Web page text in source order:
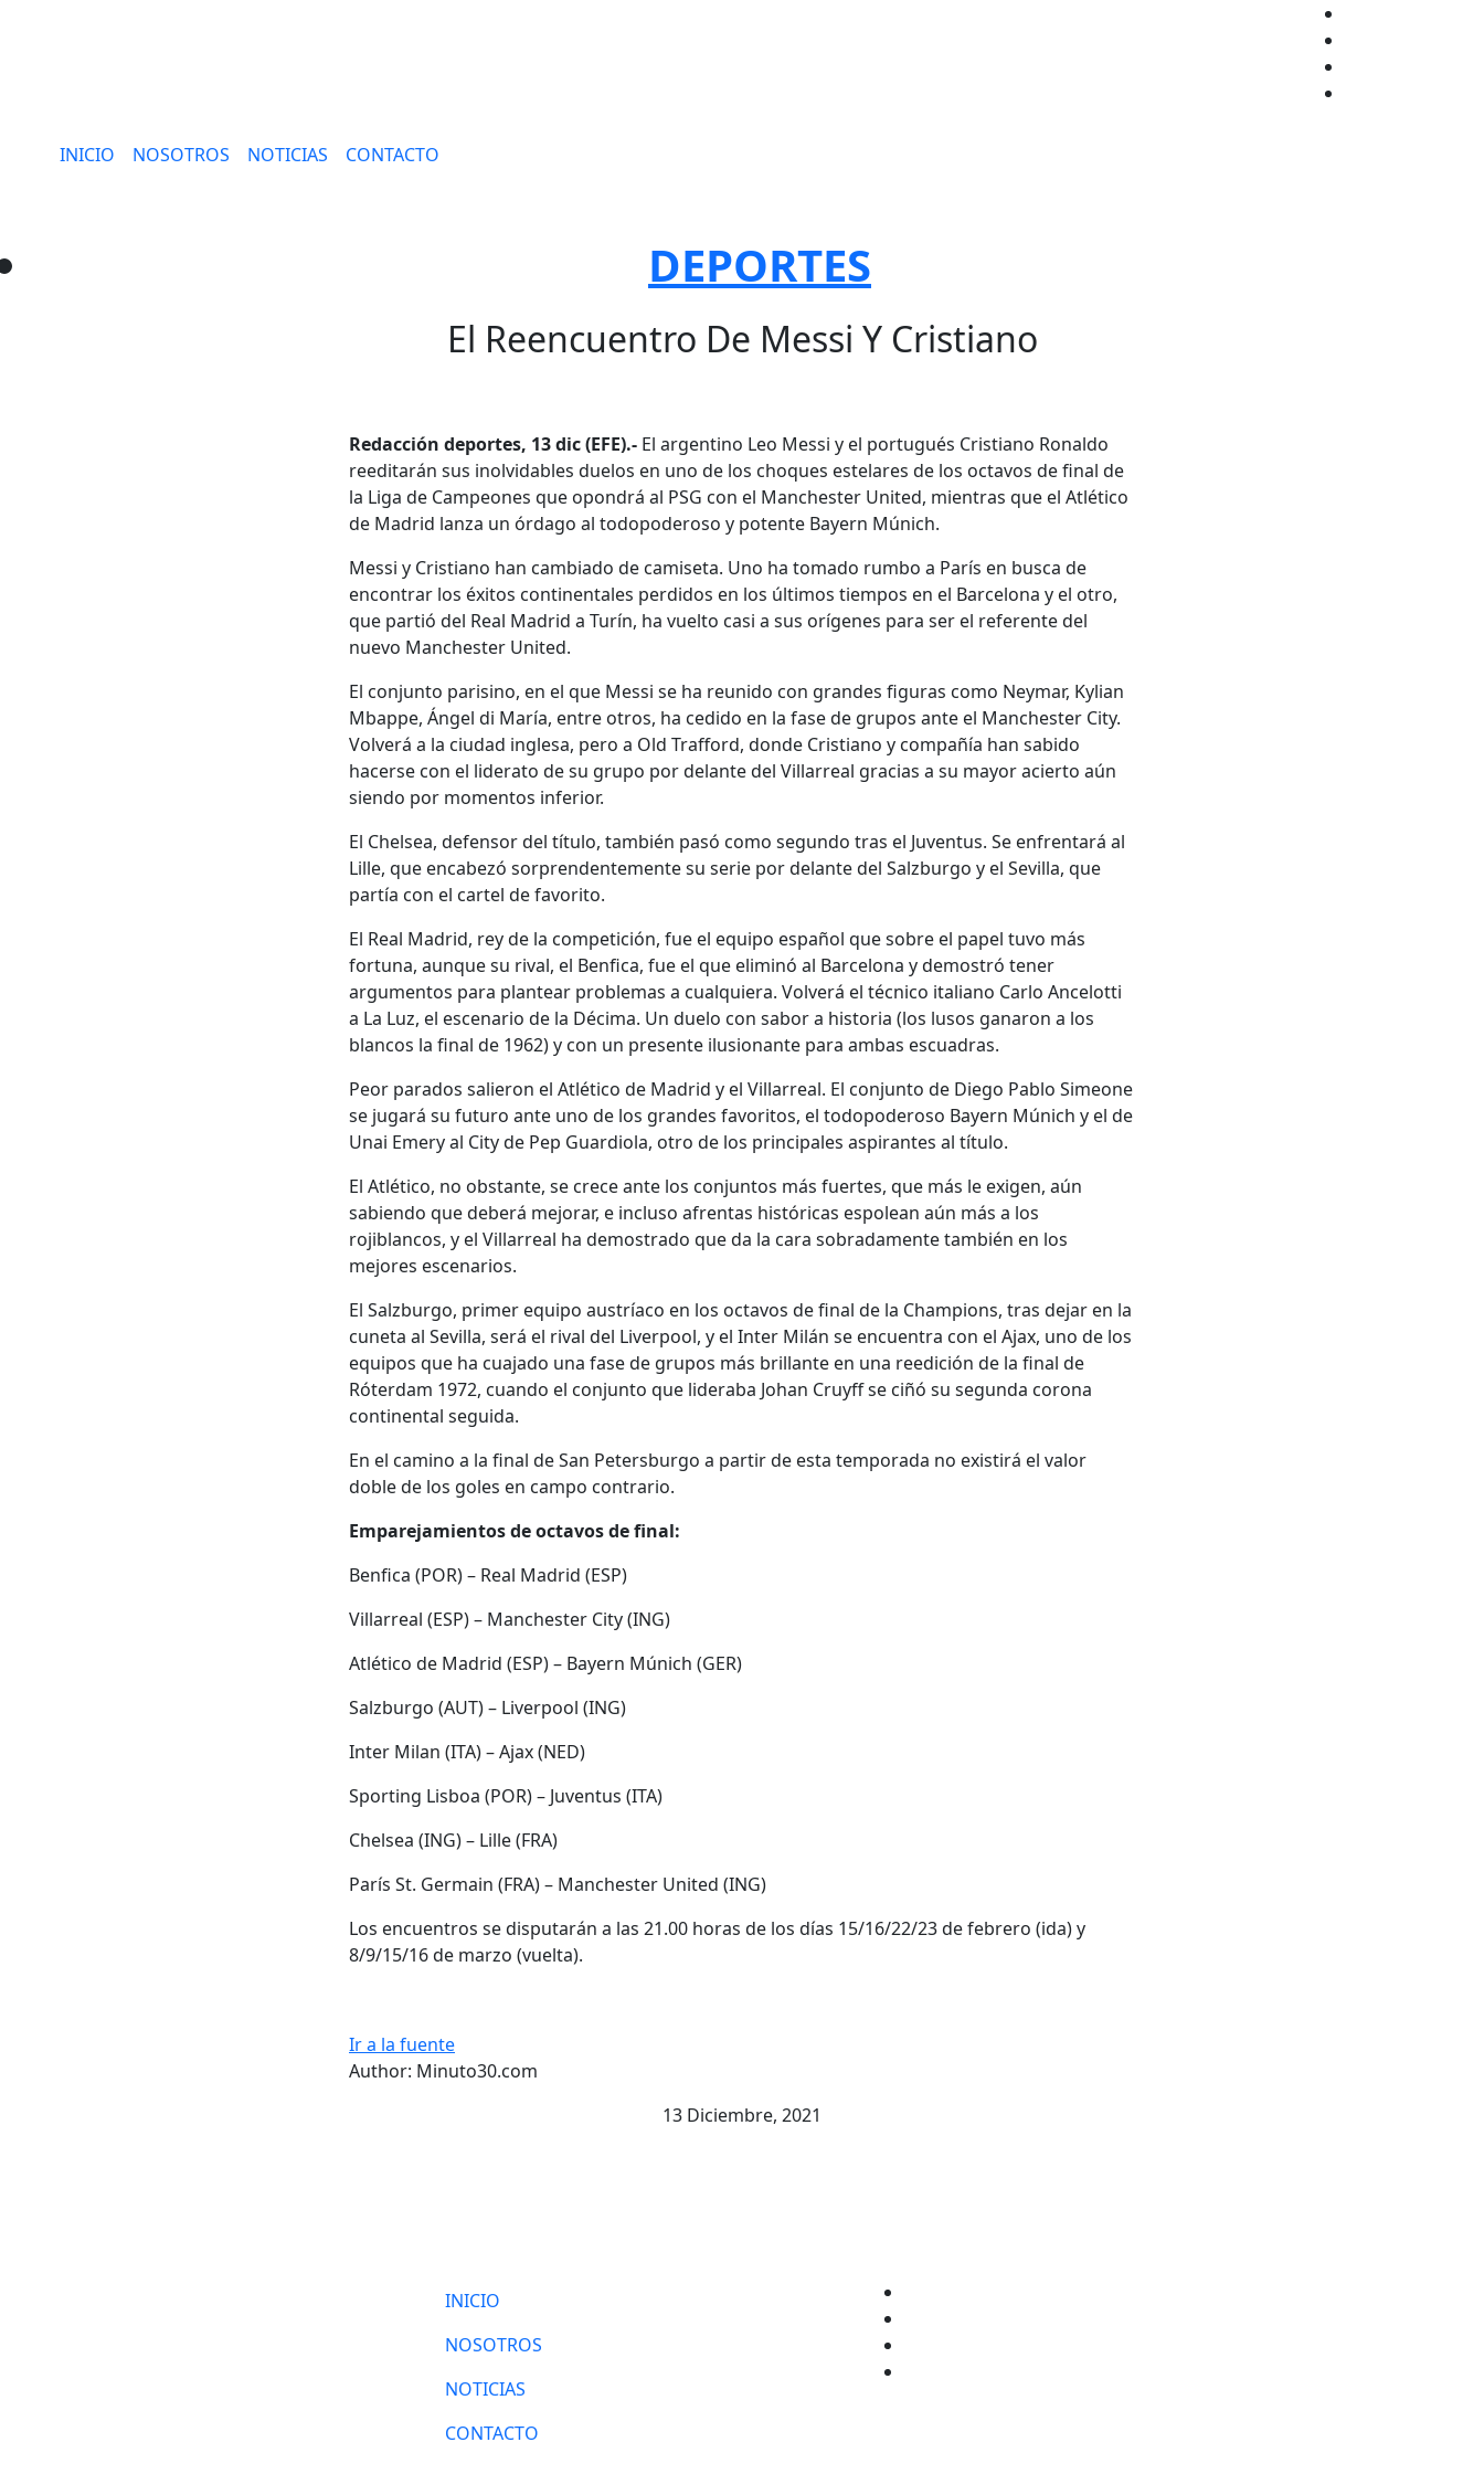
INICIO NOSOTROS NOTICIAS CONTACTO
DEPORTES
El Reencuentro De Messi Y Cristiano
Redacción deportes, 13 dic (EFE).- El argentino Leo Messi y el portugués Cristiano Ronaldo
reeditarán sus inolvidables duelos en uno de los choques estelares de los octavos de final de
la Liga de Campeones que opondrá al PSG con el Manchester United, mientras que el Atlético
de Madrid lanza un órdago al todopoderoso y potente Bayern Múnich.
Messi y Cristiano han cambiado de camiseta. Uno ha tomado rumbo a París en busca de
encontrar los éxitos continentales perdidos en los últimos tiempos en el Barcelona y el otro,
que partió del Real Madrid a Turín, ha vuelto casi a sus orígenes para ser el referente del
nuevo Manchester United.
El conjunto parisino, en el que Messi se ha reunido con grandes figuras como Neymar, Kylian
Mbappe, Ángel di María, entre otros, ha cedido en la fase de grupos ante el Manchester City.
Volverá a la ciudad inglesa, pero a Old Trafford, donde Cristiano y compañía han sabido
hacerse con el liderato de su grupo por delante del Villarreal gracias a su mayor acierto aún
siendo por momentos inferior.
El Chelsea, defensor del título, también pasó como segundo tras el Juventus. Se enfrentará al
Lille, que encabezó sorprendentemente su serie por delante del Salzburgo y el Sevilla, que
partía con el cartel de favorito.
El Real Madrid, rey de la competición, fue el equipo español que sobre el papel tuvo más
fortuna, aunque su rival, el Benfica, fue el que eliminó al Barcelona y demostró tener
argumentos para plantear problemas a cualquiera. Volverá el técnico italiano Carlo Ancelotti
a La Luz, el escenario de la Décima. Un duelo con sabor a historia (los lusos ganaron a los
blancos la final de 1962) y con un presente ilusionante para ambas escuadras.
Peor parados salieron el Atlético de Madrid y el Villarreal. El conjunto de Diego Pablo Simeone
se jugará su futuro ante uno de los grandes favoritos, el todopoderoso Bayern Múnich y el de
Unai Emery al City de Pep Guardiola, otro de los principales aspirantes al título.
El Atlético, no obstante, se crece ante los conjuntos más fuertes, que más le exigen, aún
sabiendo que deberá mejorar, e incluso afrentas históricas espolean aún más a los
rojiblancos, y el Villarreal ha demostrado que da la cara sobradamente también en los
mejores escenarios.
El Salzburgo, primer equipo austríaco en los octavos de final de la Champions, tras dejar en la
cuneta al Sevilla, será el rival del Liverpool, y el Inter Milán se encuentra con el Ajax, uno de los
equipos que ha cuajado una fase de grupos más brillante en una reedición de la final de
Róterdam 1972, cuando el conjunto que lideraba Johan Cruyff se ciñó su segunda corona
continental seguida.
En el camino a la final de San Petersburgo a partir de esta temporada no existirá el valor
doble de los goles en campo contrario.
Emparejamientos de octavos de final:
Benfica (POR) – Real Madrid (ESP)
Villarreal (ESP) – Manchester City (ING)
Atlético de Madrid (ESP) – Bayern Múnich (GER)
Salzburgo (AUT) – Liverpool (ING)
Inter Milan (ITA) – Ajax (NED)
Sporting Lisboa (POR) – Juventus (ITA)
Chelsea (ING) – Lille (FRA)
París St. Germain (FRA) – Manchester United (ING)
Los encuentros se disputarán a las 21.00 horas de los días 15/16/22/23 de febrero (ida) y
8/9/15/16 de marzo (vuelta).
Ir a la fuente
Author: Minuto30.com
13 Diciembre, 2021
INICIO
NOSOTROS
NOTICIAS
CONTACTO